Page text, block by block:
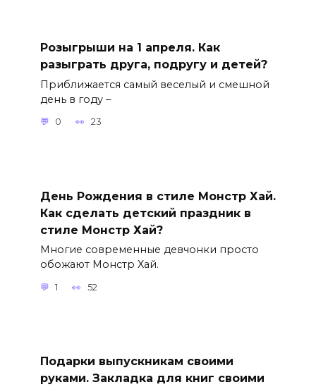
Розыгрыши на 1 апреля. Как
разыграть друга, подругу и детей?
Приближается самый веселый и смешной
день в году –
0 23
День Рождения в стиле Монстр Хай.
Как сделать детский праздник в
стиле Монстр Хай?
Многие современные девчонки просто
обожают Монстр Хай.
1 52
Подарки выпускникам своими
руками. Закладка для книг своими